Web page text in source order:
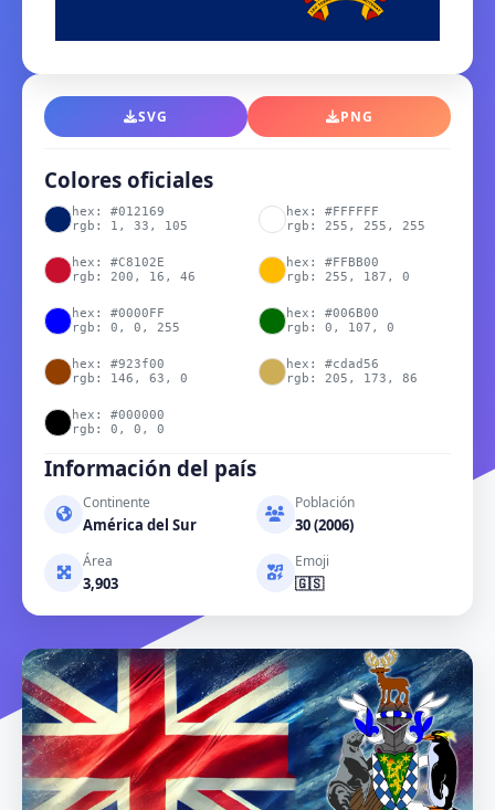
SVG PNG
Colores oficiales
hex: #012169
rgb: 1, 33, 105
hex: #FFFFFF
rgb: 255, 255, 255
hex: #C8102E
rgb: 200, 16, 46
hex: #FFBB00
rgb: 255, 187, 0
hex: #0000FF
rgb: 0, 0, 255
hex: #006B00
rgb: 0, 107, 0
hex: #923f00
rgb: 146, 63, 0
hex: #cdad56
rgb: 205, 173, 86
hex: #000000
rgb: 0, 0, 0
Información del país
Continente
América del Sur
Población
30 (2006)
Área
3,903
Emoji
🇬🇸